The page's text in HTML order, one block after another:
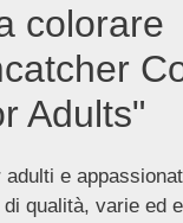
colorare
Adults"
adulti e
di qualità, varie ed